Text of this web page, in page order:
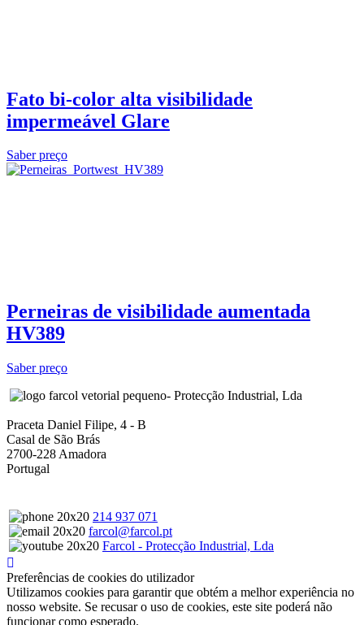
Fato bi-color alta visibilidade
impermeável Glare
Saber preço
Perneiras de visibilidade aumentada
HV389
Saber preço
- Protecção Industrial, Lda
Praceta Daniel Filipe, 4 - B
Casal de São Brás
2700-228 Amadora
Portugal
214 937 071
farcol@farcol.pt
Farcol - Protecção Industrial, Lda
Preferências de cookies do utilizador
Utilizamos cookies para garantir que obtém a melhor experiência no
nosso website. Se recusar o uso de cookies, este site poderá não
funcionar como esperado.